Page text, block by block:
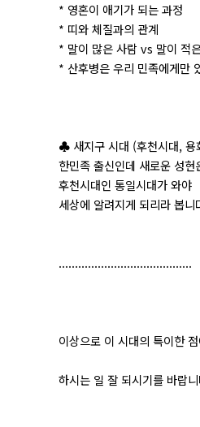
* 영혼이 애기가 되는 과정
* 띠와 체질과의 관계
* 말이 많은 사람 vs 말이 적
* 산후병은 우리 민족에게만
♣ 새지구 시대 (후천시대, 용
한민족 출신인데 새로운 성
후천시대인 통일시대가 와야
세상에 알려지게 되리라 봅니
.........................................
이상으로 이 시대의 특이한
하시는 일 잘 되시기를 바랍